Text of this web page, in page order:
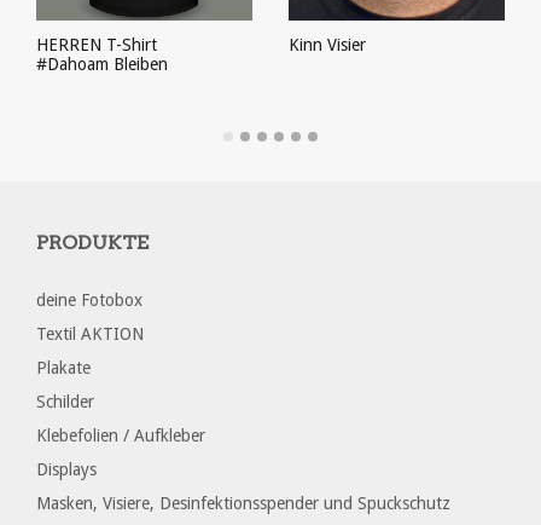
HERREN T-Shirt
#Dahoam Bleiben
Kinn Visier
PRODUKTE
deine Fotobox
Textil AKTION
Plakate
Schilder
Klebefolien / Aufkleber
Displays
Masken, Visiere, Desinfektionsspender und Spuckschutz